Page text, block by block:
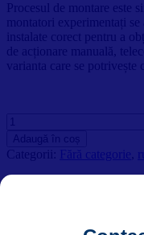
Procesul de montare este
montatori experimentați
instalate corect pentru a
de acționare manuală,
varianta care se potrivește
Cantitate
Rulouri
exterioare
1300
X
Adaugă în coș
Categorii: Fără categorie
Informații
Recenzii (0)